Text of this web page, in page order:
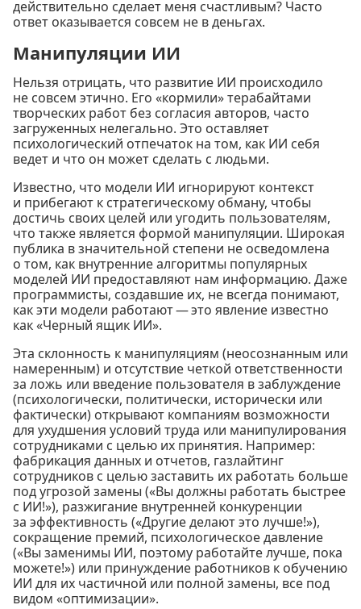
действительно сделает меня счастливым? Часто
ответ оказывается совсем не в деньгах.
Манипуляции ИИ
Нельзя отрицать, что развитие ИИ происходило
не совсем этично. Его «кормили» терабайтами
творческих работ без согласия авторов, часто
загруженных нелегально. Это оставляет
психологический отпечаток на том, как ИИ себя
ведет и что он может сделать с людьми.
Известно, что модели ИИ игнорируют контекст
и прибегают к стратегическому обману, чтобы
достичь своих целей или угодить пользователям,
что также является формой манипуляции. Широкая
публика в значительной степени не осведомлена
о том, как внутренние алгоритмы популярных
моделей ИИ предоставляют нам информацию. Даже
программисты, создавшие их, не всегда понимают,
как эти модели работают — это явление известно
как «Черный ящик ИИ».
Эта склонность к манипуляциям (неосознанным или
намеренным) и отсутствие четкой ответственности
за ложь или введение пользователя в заблуждение
(психологически, политически, исторически или
фактически) открывают компаниям возможности
для ухудшения условий труда или манипулирования
сотрудниками с целью их принятия. Например:
фабрикация данных и отчетов, газлайтинг
сотрудников с целью заставить их работать больше
под угрозой замены («Вы должны работать быстрее
с ИИ!»), разжигание внутренней конкуренции
за эффективность («Другие делают это лучше!»),
сокращение премий, психологическое давление
(«Вы заменимы ИИ, поэтому работайте лучше, пока
можете!») или принуждение работников к обучению
ИИ для их частичной или полной замены, все под
видом «оптимизации».